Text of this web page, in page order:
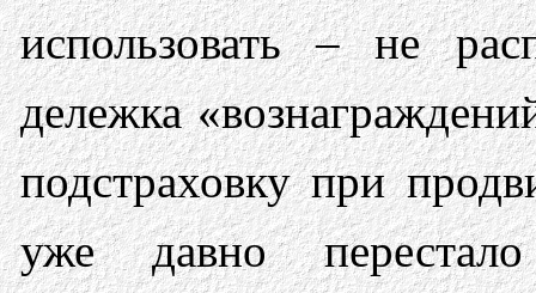
использовать – не
дележка
подстраховку при
уже давно